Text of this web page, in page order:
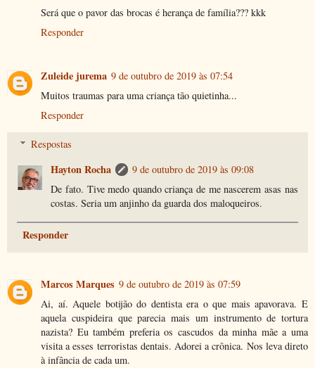
Será que o pavor das brocas é herança de família??? kkk
Responder
Zuleide jurema 9 de outubro de 2019 às 07:54
Muitos traumas para uma criança tão quietinha...
Responder
Respostas
Hayton Rocha
9 de outubro de 2019 às 09:08
De fato. Tive medo quando criança de me nascerem asas nas
costas. Seria um anjinho da guarda dos maloqueiros.
Responder
Marcos Marques 9 de outubro de 2019 às 07:59
Ai, aí. Aquele botijão do dentista era o que mais apavorava. E
aquela cuspideira que parecia mais um instrumento de tortura
nazista? Eu também preferia os cascudos da minha mãe a uma
visita a esses terroristas dentais. Adorei a crônica. Nos leva direto
à infância de cada um.